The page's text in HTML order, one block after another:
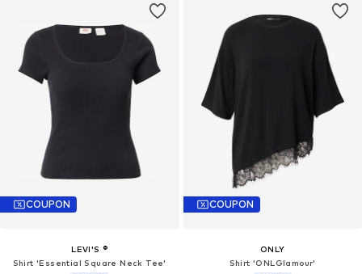
COUPON
LEVI'S ®
Shirt 'Essential Square Neck Tee'
COUPON
ONLY
Shirt 'ONLGlamour'